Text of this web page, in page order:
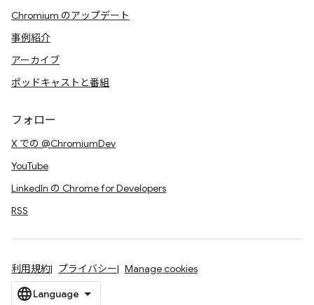
Chromium のアップデート
事例紹介
アーカイブ
ポッドキャストと番組
フォロー
X での @ChromiumDev
YouTube
LinkedIn の Chrome for Developers
RSS
利用規約 プライバシー Manage cookies